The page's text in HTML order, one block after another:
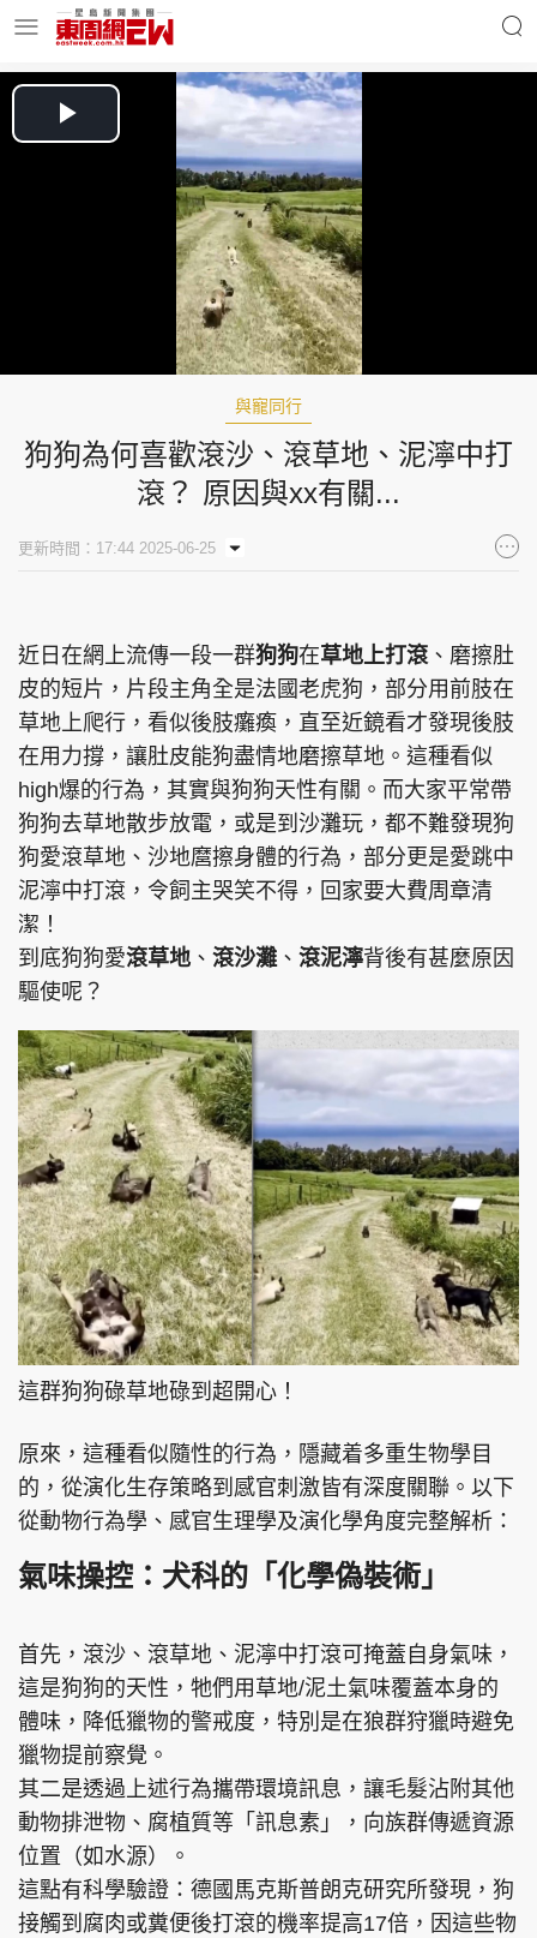
時事財經
東周Ladies 優享生活
東周食玩通 會員活動
玄學靈異 東周專欄
東周刊 cazbuyer 東Touch
PCM 電腦廣場 星島頭條 星島日報
頭條日報 星島環球 The Standard
親子王 Oh!爸媽 JobMarket
頭條搵工 EDUPLUS
關於我們
聯絡我們
使用條款
版權及免責聲明
Copyright © 東周網 版權所有 . 不得轉載
©Eastweek.com.hk. All rights reserved.
Play
與寵同行
狗狗為何喜歡滾沙、滾草地、泥濘中打
滾？ 原因與xx有關...
更新時間：17:44 2025-06-25
近日在網上流傳一段一群狗狗在草地上打滾、磨擦肚
皮的短片，片段主角全是法國老虎狗，部分用前肢在
草地上爬行，看似後肢癱瘓，直至近鏡看才發現後肢
在用力撐，讓肚皮能狗盡情地磨擦草地。這種看似
high爆的行為，其實與狗狗天性有關。而大家平常帶
狗狗去草地散步放電，或是到沙灘玩，都不難發現狗
狗愛滾草地、沙地麿擦身體的行為，部分更是愛跳中
泥濘中打滾，令飼主哭笑不得，回家要大費周章清
潔！
到底狗狗愛滾草地 、 滾沙灘、 滾泥濘背後有甚麼原因
驅使呢？
這群狗狗碌草地碌到超開心！
原來，這種看似隨性的行為，隱藏着多重生物學目
的，從演化生存策略到感官刺激皆有深度關聯。以下
從動物行為學、感官生理學及演化學角度完整解析：
氣味操控：犬科的「化學偽裝術」
首先，滾沙、滾草地、泥濘中打滾可掩蓋自身氣味，
這是狗狗的天性，牠們用草地/泥土氣味覆蓋本身的
體味，降低獵物的警戒度，特別是在狼群狩獵時避免
獵物提前察覺。
其二是透過上述行為攜帶環境訊息，讓毛髮沾附其他
動物排泄物、腐植質等「訊息素」，向族群傳遞資源
位置（如水源）。
這點有科學驗證：德國馬克斯普朗克研究所發現，狗
接觸到腐肉或糞便後打滾的機率提高17倍，因這些物